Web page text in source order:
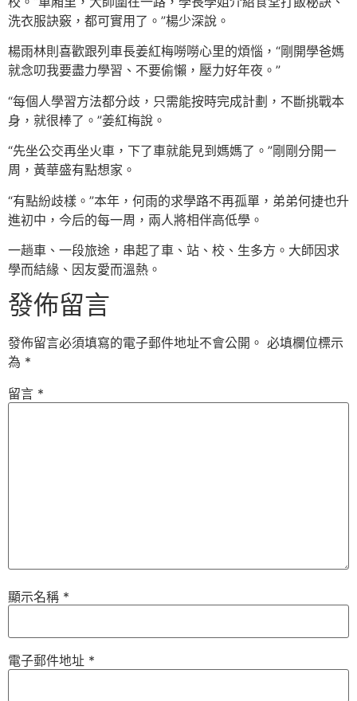
洗衣服訣竅，都可實用了。”楊少深說。
楊雨林則喜歡跟列車長姜紅梅嘮嘮心里的煩惱，“剛開學爸媽
就念叨我要盡力學習、不要偷懶，壓力好年夜。”
“每個人學習方法都分歧，只需能按時完成計劃，不斷挑戰本
身，就很棒了。”姜紅梅說。
“先坐公交再坐火車，下了車就能見到媽媽了。”剛剛分開一
周，黃華盛有點想家。
“有點紛歧樣。”本年，何雨的求學路不再孤單，弟弟何捷也升
進初中，今后的每一周，兩人將相伴高低學。
一趟車、一段旅途，串起了車、站、校、生多方。大師因求
學而結緣、因友愛而溫熱。
發佈留言
發佈留言必須填寫的電子郵件地址不會公開。 必填欄位標示
為 *
留言 *
顯示名稱 *
電子郵件地址 *